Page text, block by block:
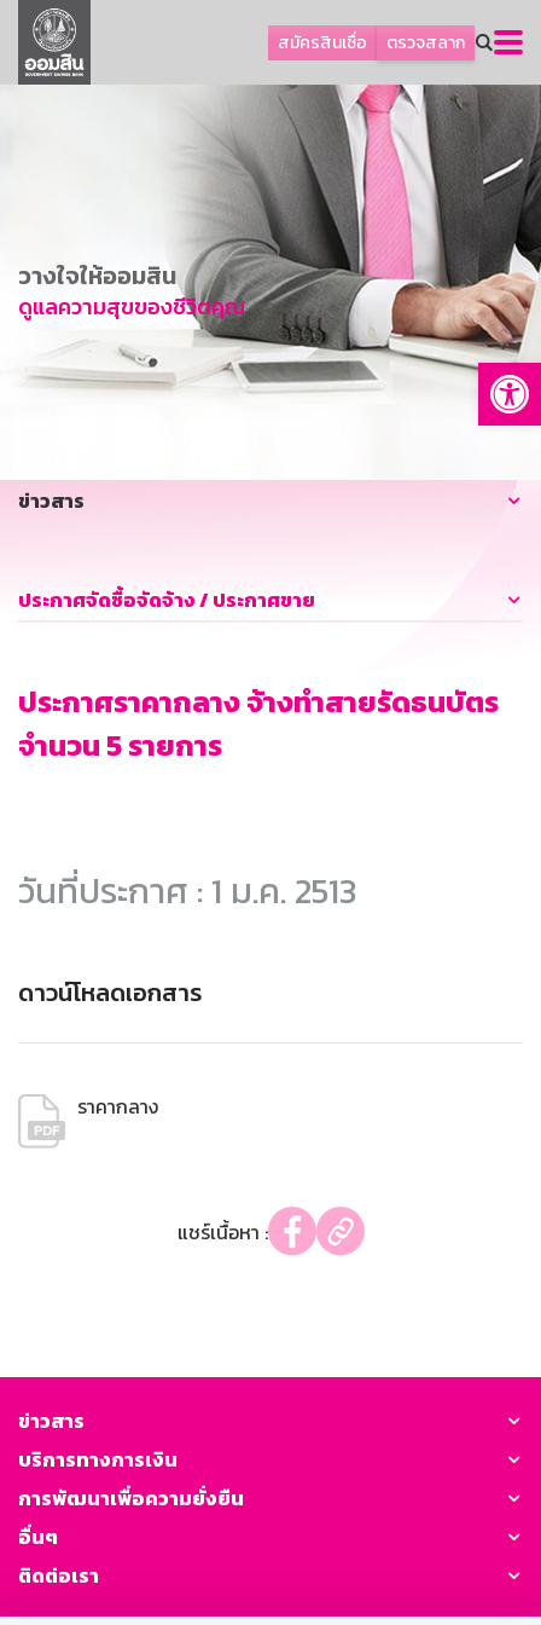
สมัครสินเชื่อ ตรวจสลาก
ลูกค้าธุรกิจ
ลูกค้าผู้ประกอบรายย่อย
การพัฒนาที่ยั่งยืน
ข่าวสาร
บริการทางการเงิน
อื่นๆ
วางใจให้ออมสิน
ดูแลความสุขของชีวิตคุณ
ข่าวสาร
ประกาศจัดซื้อจัดจ้าง / ประกาศขาย
ประกาศราคากลาง จ้างทำสายรัดธนบัตร
จำนวน 5 รายการ
วันที่ประกาศ : 1 ม.ค. 2513
ดาวน์โหลดเอกสาร
ราคากลาง
แชร์เนื้อหา :
ข่าวสาร
บริการทางการเงิน
การพัฒนาเพื่อความยั่งยืน
อื่นๆ
ติดต่อเรา